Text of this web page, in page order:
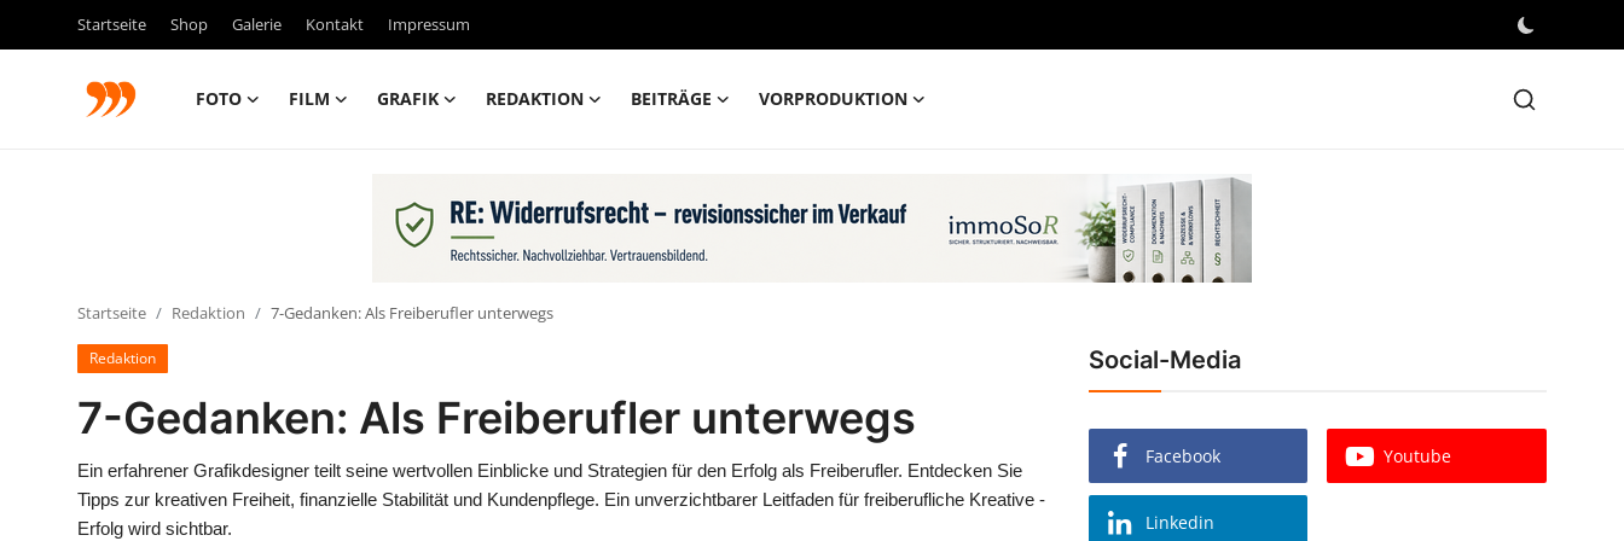
Startseite Shop Galerie Kontakt Impressum
FOTO FILM GRAFIK REDAKTION BEITRÄGE VORPRODUKTION
Vorproduktion
Startseite Redaktion 7-Gedanken: Als Freiberufler unterwegs
Redaktion
7-Gedanken: Als Freiberufler unterwegs
Ein erfahrener Grafikdesigner teilt seine wertvollen Einblicke und Strategien für den Erfolg als Freiberufler. Entdecken Sie
Tipps zur kreativen Freiheit, finanzielle Stabilität und Kundenpflege. Ein unverzichtbarer Leitfaden für freiberufliche Kreative -
Erfolg wird sichtbar.
Social-Media
Facebook Youtube
Linkedin